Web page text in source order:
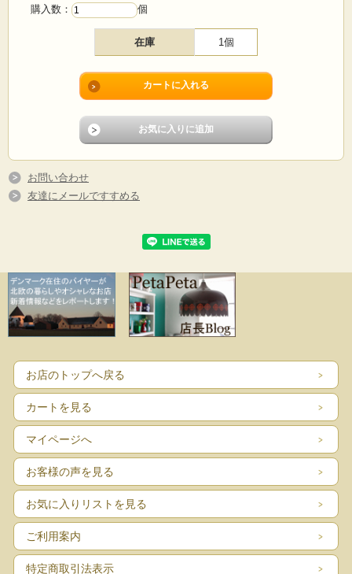
2023年に閉店したデンマークの老舗高級スーパーIrma（イヤマ）のヴィンテージ
ブルーのワンピースに、頭には大きなリボン、クラシックで上品ですね。イアマ
の缶はデンマークでもコレクターが多いのです。
■コンディション：小キズ、擦れ、凹み、サビ、汚れなどあります。画像をご確認
ください。
購入数： 個
在庫 1個
お問い合わせ
友達にメールですすめる
お店のトップへ戻る
カートを見る
マイページへ
お客様の声を見る
お気に入りリストを見る
ご利用案内
特定商取引法表示